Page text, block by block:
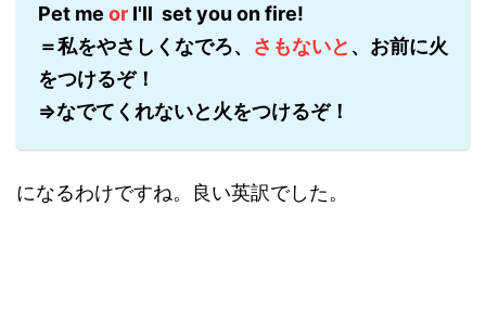
Pet me or I'll set you on fire!
＝私をやさしくなでろ、 さもないと、お前に火
をつけるぞ！
⇒なでてくれないと火をつけるぞ！
になるわけですね。良い英訳でした。